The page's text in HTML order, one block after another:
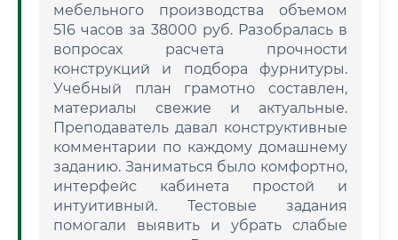
мебельного производства объемом
516 часов за 38000 руб. Разобралась в
вопросах расчета прочности
конструкций и подбора фурнитуры.
Учебный план грамотно составлен,
материалы свежие и актуальные.
Преподаватель давал конструктивные
комментарии по каждому домашнему
заданию. Заниматься было комфортно,
интерфейс кабинета простой и
интуитивный. Тестовые задания
помогали выявить и убрать слабые